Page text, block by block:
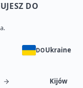
DO
DOUkraine
Kijów